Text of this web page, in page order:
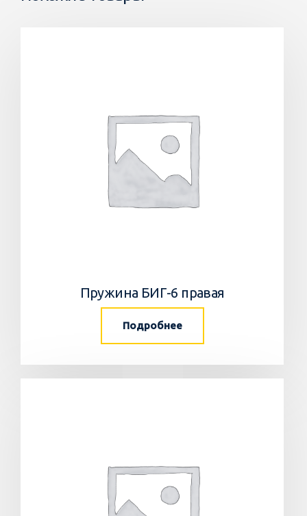
Пружина БИГ-6 правая
Подробнее